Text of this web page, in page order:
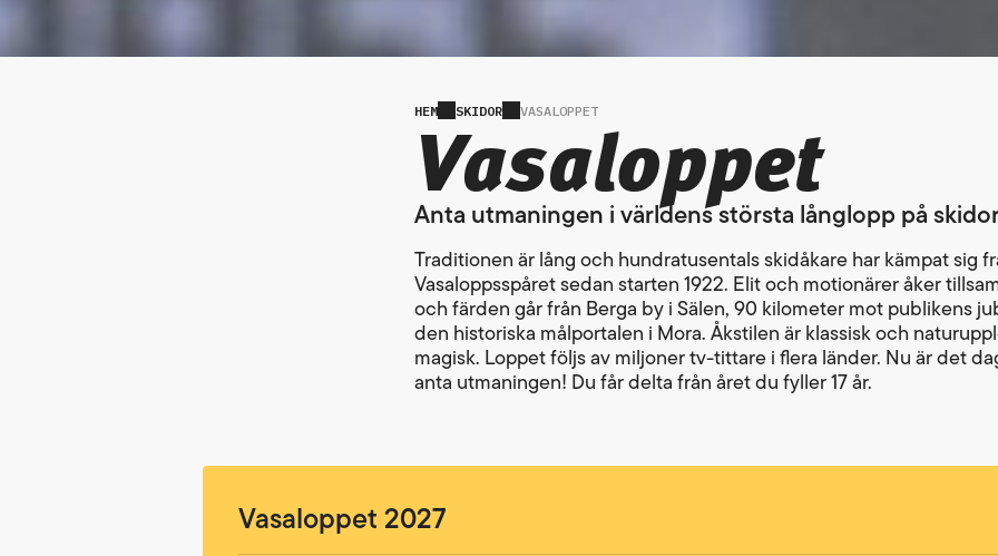
HEM SKIDOR VASALOPPET
Vasaloppet
Anta utmaningen i världens största långlopp på
Traditionen är lång och hundratusentals skidåkare har kämpat sig
Vasaloppsspåret sedan starten 1922. Elit och motionärer åker
och färden går från Berga by i Sälen, 90 kilometer mot publikens
den historiska målportalen i Mora. Åkstilen är klassisk och
magisk. Loppet följs av miljoner tv-tittare i flera länder. Nu är det
anta utmaningen! Du får delta från året du fyller 17 år.
Vasaloppet 2027